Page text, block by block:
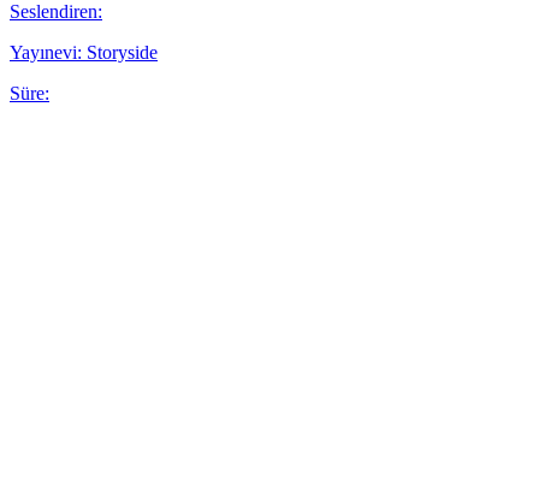
Seslendiren:
Yayınevi: Storyside
Süre: